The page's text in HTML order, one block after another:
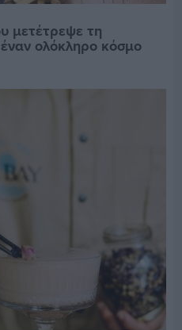
μετέτρεψε τη
ολόκληρο κόσμο